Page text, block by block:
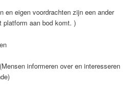
en eigen voordrachten zijn een ander
platform aan bod komt. )
(Mensen informeren over en interesseren